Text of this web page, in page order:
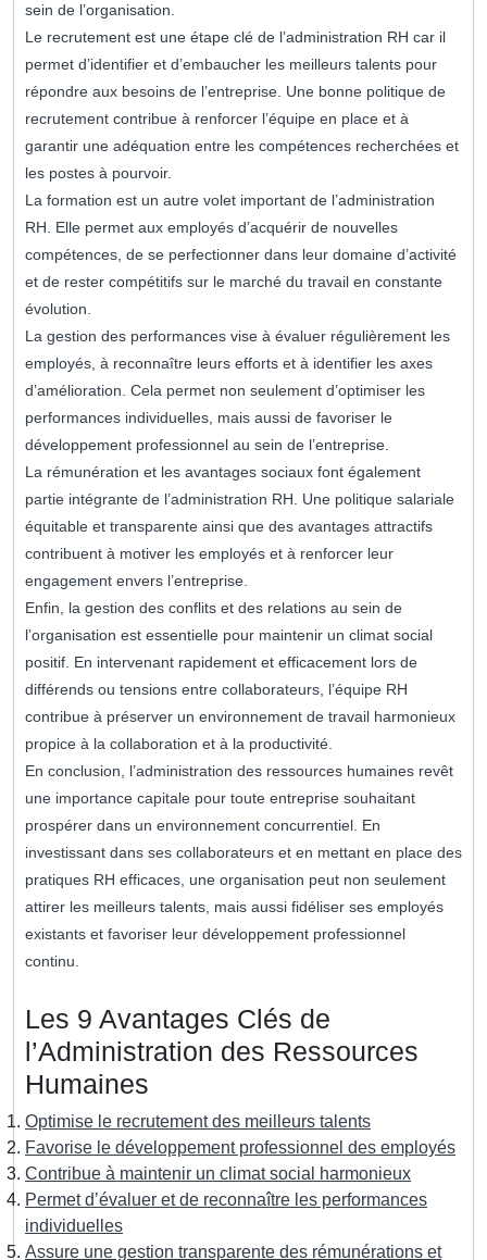
sein de l’organisation.
Le recrutement est une étape clé de l’administration RH car il
permet d’identifier et d’embaucher les meilleurs talents pour
répondre aux besoins de l’entreprise. Une bonne politique de
recrutement contribue à renforcer l’équipe en place et à
garantir une adéquation entre les compétences recherchées et
les postes à pourvoir.
La formation est un autre volet important de l’administration
RH. Elle permet aux employés d’acquérir de nouvelles
compétences, de se perfectionner dans leur domaine d’activité
et de rester compétitifs sur le marché du travail en constante
évolution.
La gestion des performances vise à évaluer régulièrement les
employés, à reconnaître leurs efforts et à identifier les axes
d’amélioration. Cela permet non seulement d’optimiser les
performances individuelles, mais aussi de favoriser le
développement professionnel au sein de l’entreprise.
La rémunération et les avantages sociaux font également
partie intégrante de l’administration RH. Une politique salariale
équitable et transparente ainsi que des avantages attractifs
contribuent à motiver les employés et à renforcer leur
engagement envers l’entreprise.
Enfin, la gestion des conflits et des relations au sein de
l’organisation est essentielle pour maintenir un climat social
positif. En intervenant rapidement et efficacement lors de
différends ou tensions entre collaborateurs, l’équipe RH
contribue à préserver un environnement de travail harmonieux
propice à la collaboration et à la productivité.
En conclusion, l’administration des ressources humaines revêt
une importance capitale pour toute entreprise souhaitant
prospérer dans un environnement concurrentiel. En
investissant dans ses collaborateurs et en mettant en place des
pratiques RH efficaces, une organisation peut non seulement
attirer les meilleurs talents, mais aussi fidéliser ses employés
existants et favoriser leur développement professionnel
continu.
Les 9 Avantages Clés de
l’Administration des Ressources
Humaines
Optimise le recrutement des meilleurs talents
Favorise le développement professionnel des employés
Contribue à maintenir un climat social harmonieux
Permet d’évaluer et de reconnaître les performances
individuelles
Assure une gestion transparente des rémunérations et